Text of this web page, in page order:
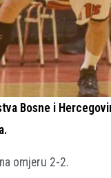
Bosne i
omjeru 2-2.